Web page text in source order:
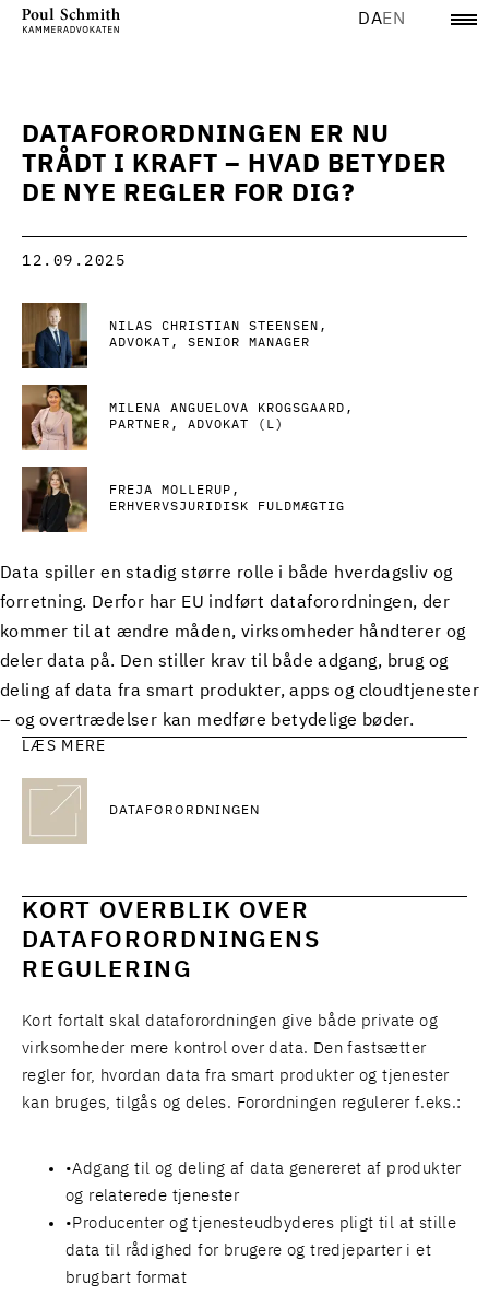
DAEN
DATAFORORDNINGEN ER NU
TRÅDT I KRAFT – HVAD BETYDER
DE NYE REGLER FOR DIG?
12.09.2025
NILAS CHRISTIAN STEENSEN
ADVOKAT, SENIOR MANAGER
MILENA ANGUELOVA KROGSGAARD
PARTNER, ADVOKAT (L)
FREJA MOLLERUP
ERHVERVSJURIDISK FULDMÆGTIG
Data spiller en stadig større rolle i både hverdagsliv og
forretning. Derfor har EU indført dataforordningen, der
kommer til at ændre måden, virksomheder håndterer og
deler data på. Den stiller krav til både adgang, brug og
deling af data fra smart produkter, apps og cloudtjenester
– og overtrædelser kan medføre betydelige bøder.
LÆS MERE
DATAFORORDNINGEN
KORT OVERBLIK OVER
DATAFORORDNINGENS
REGULERING
Kort fortalt skal dataforordningen give både private og
virksomheder mere kontrol over data. Den fastsætter
regler for, hvordan data fra smart produkter og tjenester
kan bruges, tilgås og deles. Forordningen regulerer f.eks.:
Adgang til og deling af data genereret af produkter
og relaterede tjenester
Producenter og tjenesteudbyderes pligt til at stille
data til rådighed for brugere og tredjeparter i et
brugbart format